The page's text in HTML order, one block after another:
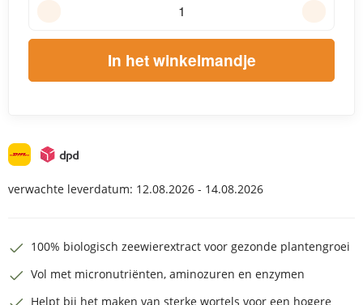
In het winkelmandje
verwachte leverdatum: 12.08.2026 - 14.08.2026
100% biologisch zeewierextract voor gezonde plantengroei
Vol met micronutriënten, aminozuren en enzymen
Helpt bij het maken van sterke wortels voor een hogere